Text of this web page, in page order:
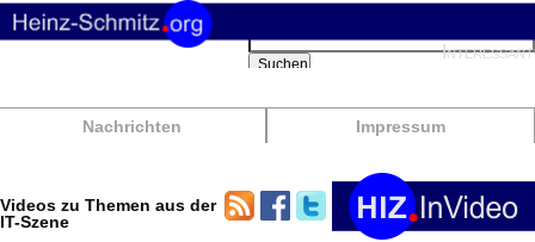
Nachrichten Impressum
Suchbegriffe
Suchen
Videos zu Themen aus der
IT-Szene